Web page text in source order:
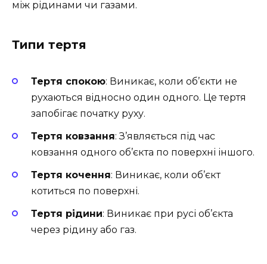
між рідинами чи газами.
Типи тертя
Тертя спокою: Виникає, коли об’єкти не
рухаються відносно один одного. Це тертя
запобігає початку руху.
Тертя ковзання: З’являється під час
ковзання одного об’єкта по поверхні іншого.
Тертя кочення: Виникає, коли об’єкт
котиться по поверхні.
Тертя рідини: Виникає при русі об’єкта
через рідину або газ.